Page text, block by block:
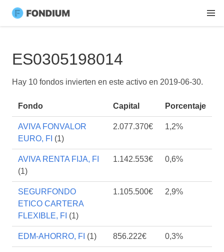
ES0305198014
Hay 10 fondos invierten en este activo en 2019-06-30.
Fondo Capital Porcentaje
AVIVA FONVALOR
EURO, FI (1)
2.077.370€ 1,2%
AVIVA RENTA FIJA, FI
(1)
1.142.553€ 0,6%
SEGURFONDO
ETICO CARTERA
FLEXIBLE, FI (1)
1.105.500€ 2,9%
EDM-AHORRO, FI (1) 856.222€ 0,3%